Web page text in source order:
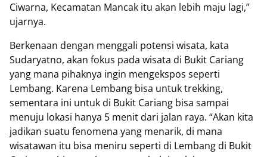
Ciwarna, Kecamatan Mancak itu akan lebih maju lagi,”
ujarnya.
Berkenaan dengan menggali potensi wisata, kata
Sudaryatno, akan fokus pada wisata di Bukit Cariang
yang mana pihaknya ingin mengekspos seperti
Lembang. Karena Lembang bisa untuk trekking,
sementara ini untuk di Bukit Cariang bisa sampai
menuju lokasi hanya 5 menit dari jalan raya. “Akan kita
jadikan suatu fenomena yang menarik, di mana
wisatawan itu bisa meniru seperti di Lembang di Bukit